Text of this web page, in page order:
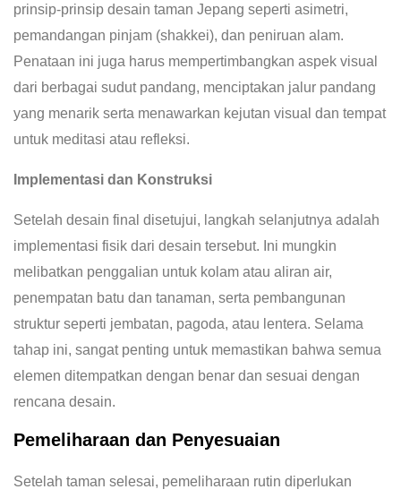
prinsip-prinsip desain taman Jepang seperti asimetri,
pemandangan pinjam (shakkei), dan peniruan alam.
Penataan ini juga harus mempertimbangkan aspek visual
dari berbagai sudut pandang, menciptakan jalur pandang
yang menarik serta menawarkan kejutan visual dan tempat
untuk meditasi atau refleksi.
Implementasi dan Konstruksi
Setelah desain final disetujui, langkah selanjutnya adalah
implementasi fisik dari desain tersebut. Ini mungkin
melibatkan penggalian untuk kolam atau aliran air,
penempatan batu dan tanaman, serta pembangunan
struktur seperti jembatan, pagoda, atau lentera. Selama
tahap ini, sangat penting untuk memastikan bahwa semua
elemen ditempatkan dengan benar dan sesuai dengan
rencana desain.
Pemeliharaan dan Penyesuaian
Setelah taman selesai, pemeliharaan rutin diperlukan